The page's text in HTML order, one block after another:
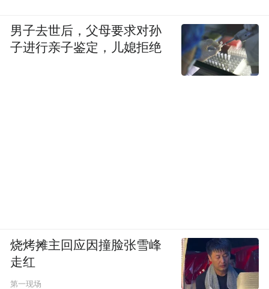
男子去世后，父母要求对孙
子进行亲子鉴定，儿媳拒绝
烧烤摊主回应因撞脸张雪峰
走红
第一现场